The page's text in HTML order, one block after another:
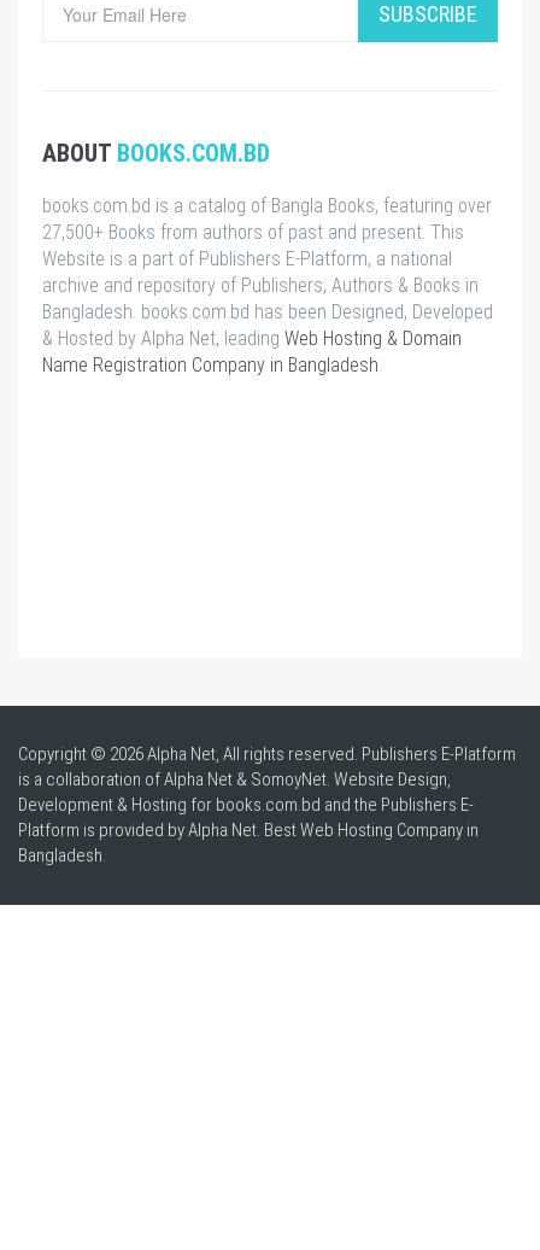
SUBSCRIBE
ABOUT BOOKS.COM.BD
books.com.bd is a catalog of Bangla Books, featuring over
27,500+ Books from authors of past and present. This
Website is a part of Publishers E-Platform, a national
archive and repository of Publishers, Authors & Books in
Bangladesh. books.com.bd has been Designed, Developed
& Hosted by Alpha Net, leading Web Hosting & Domain
Name Registration Company in Bangladesh
Copyright © 2026 Alpha Net, All rights reserved. Publishers E-Platform
is a collaboration of Alpha Net & SomoyNet. Website Design,
Development & Hosting for books.com.bd and the Publishers E-
Platform is provided by Alpha Net. BestWeb Hosting Company in
Bangladesh.